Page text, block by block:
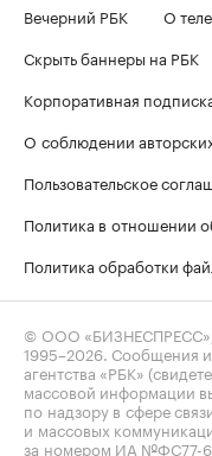
Вечерний РБК
О
Скрыть баннеры на РБК
Корпоративная
О соблюдении
Пользовательское
Политика в отношении
Политика обработки
© ООО
1995–2026 . Сообщения
агентства «РБК»
массовой информации
по надзору в сфере
и массовых
за номером ИА №ФС77-